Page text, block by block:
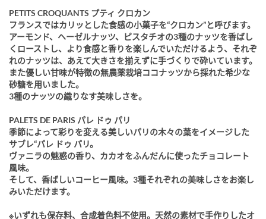
PETITS CROQUANTS プティ クロカン
フランスではカリッとした食感の小菓子を“クロカン”と呼びます。
アーモンド、ヘーゼルナッツ、ピスタチオの3種のナッツを香ばし
くローストし、より食感と香りを楽しんでいただけるよう、それぞ
れのナッツは、あえて大きさを揃えずに手づくりで砕いています。
また優しい甘味が特徴の無農薬栽培ココナッツから採れた希少な
砂糖を用いました。
3種のナッツの織りなす美味しさを。
PALETS DE PARIS パレ ドゥ パリ
季節によって彩りを変える美しいパリの木々の葉をイメージした
サブレ“パレ ドゥ パリ。
ヴァニラの魅惑の香り、カカオをふんだんに使ったチョコレート
風味。
そして、香ばしいコーヒー風味。3種それぞれの美味しさをお楽し
みいただけます。
※いずれも保存料、合成着色料不使用。天然の素材で手作りしたオ